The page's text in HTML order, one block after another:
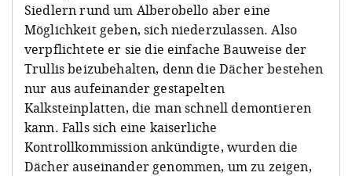
Siedlern rund um Alberobello aber eine
Möglichkeit geben, sich niederzulassen. Also
verpflichtete er sie die einfache Bauweise der
Trullis beizubehalten, denn die Dächer bestehen
nur aus aufeinander gestapelten
Kalksteinplatten, die man schnell demontieren
kann. Falls sich eine kaiserliche
Kontrollkommission ankündigte, wurden die
Dächer auseinander genommen, um zu zeigen,